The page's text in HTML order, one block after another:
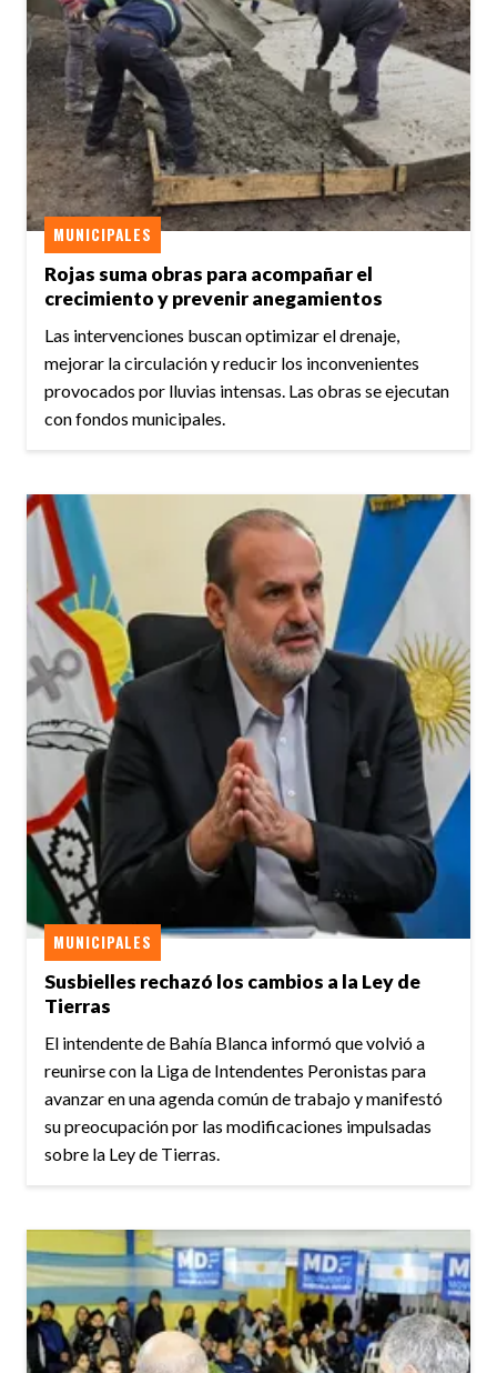
Rojas suma obras para acompañar el
crecimiento y prevenir anegamientos
MUNICIPALES
Las intervenciones buscan optimizar el drenaje,
mejorar la circulación y reducir los inconvenientes
provocados por lluvias intensas. Las obras se ejecutan
con fondos municipales.
Susbielles rechazó los cambios a la Ley de
Tierras
MUNICIPALES
El intendente de Bahía Blanca informó que volvió a
reunirse con la Liga de Intendentes Peronistas para
avanzar en una agenda común de trabajo y manifestó
su preocupación por las modificaciones impulsadas
sobre la Ley de Tierras.